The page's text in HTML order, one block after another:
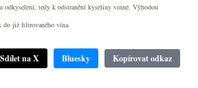
odkyselení, tedy k odstranění kyseliny vinné. Výhodou
do již filtrovaného vína.
Sdílet na X Bluesky Kopírovat odkaz